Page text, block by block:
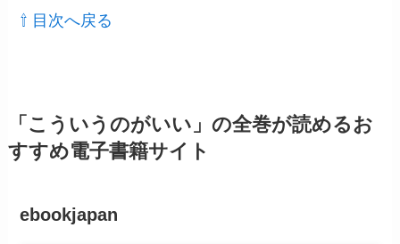
⇧ 目次へ戻る
「こういうのがいい」の全巻が読めるお
すすめ電子書籍サイト
ebookjapan